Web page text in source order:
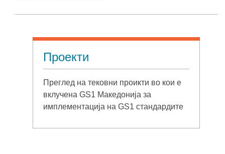
Проекти
Преглед на тековни проикти во кои е
вклучена GS1 Македонија за
имплементација на GS1 стандардите